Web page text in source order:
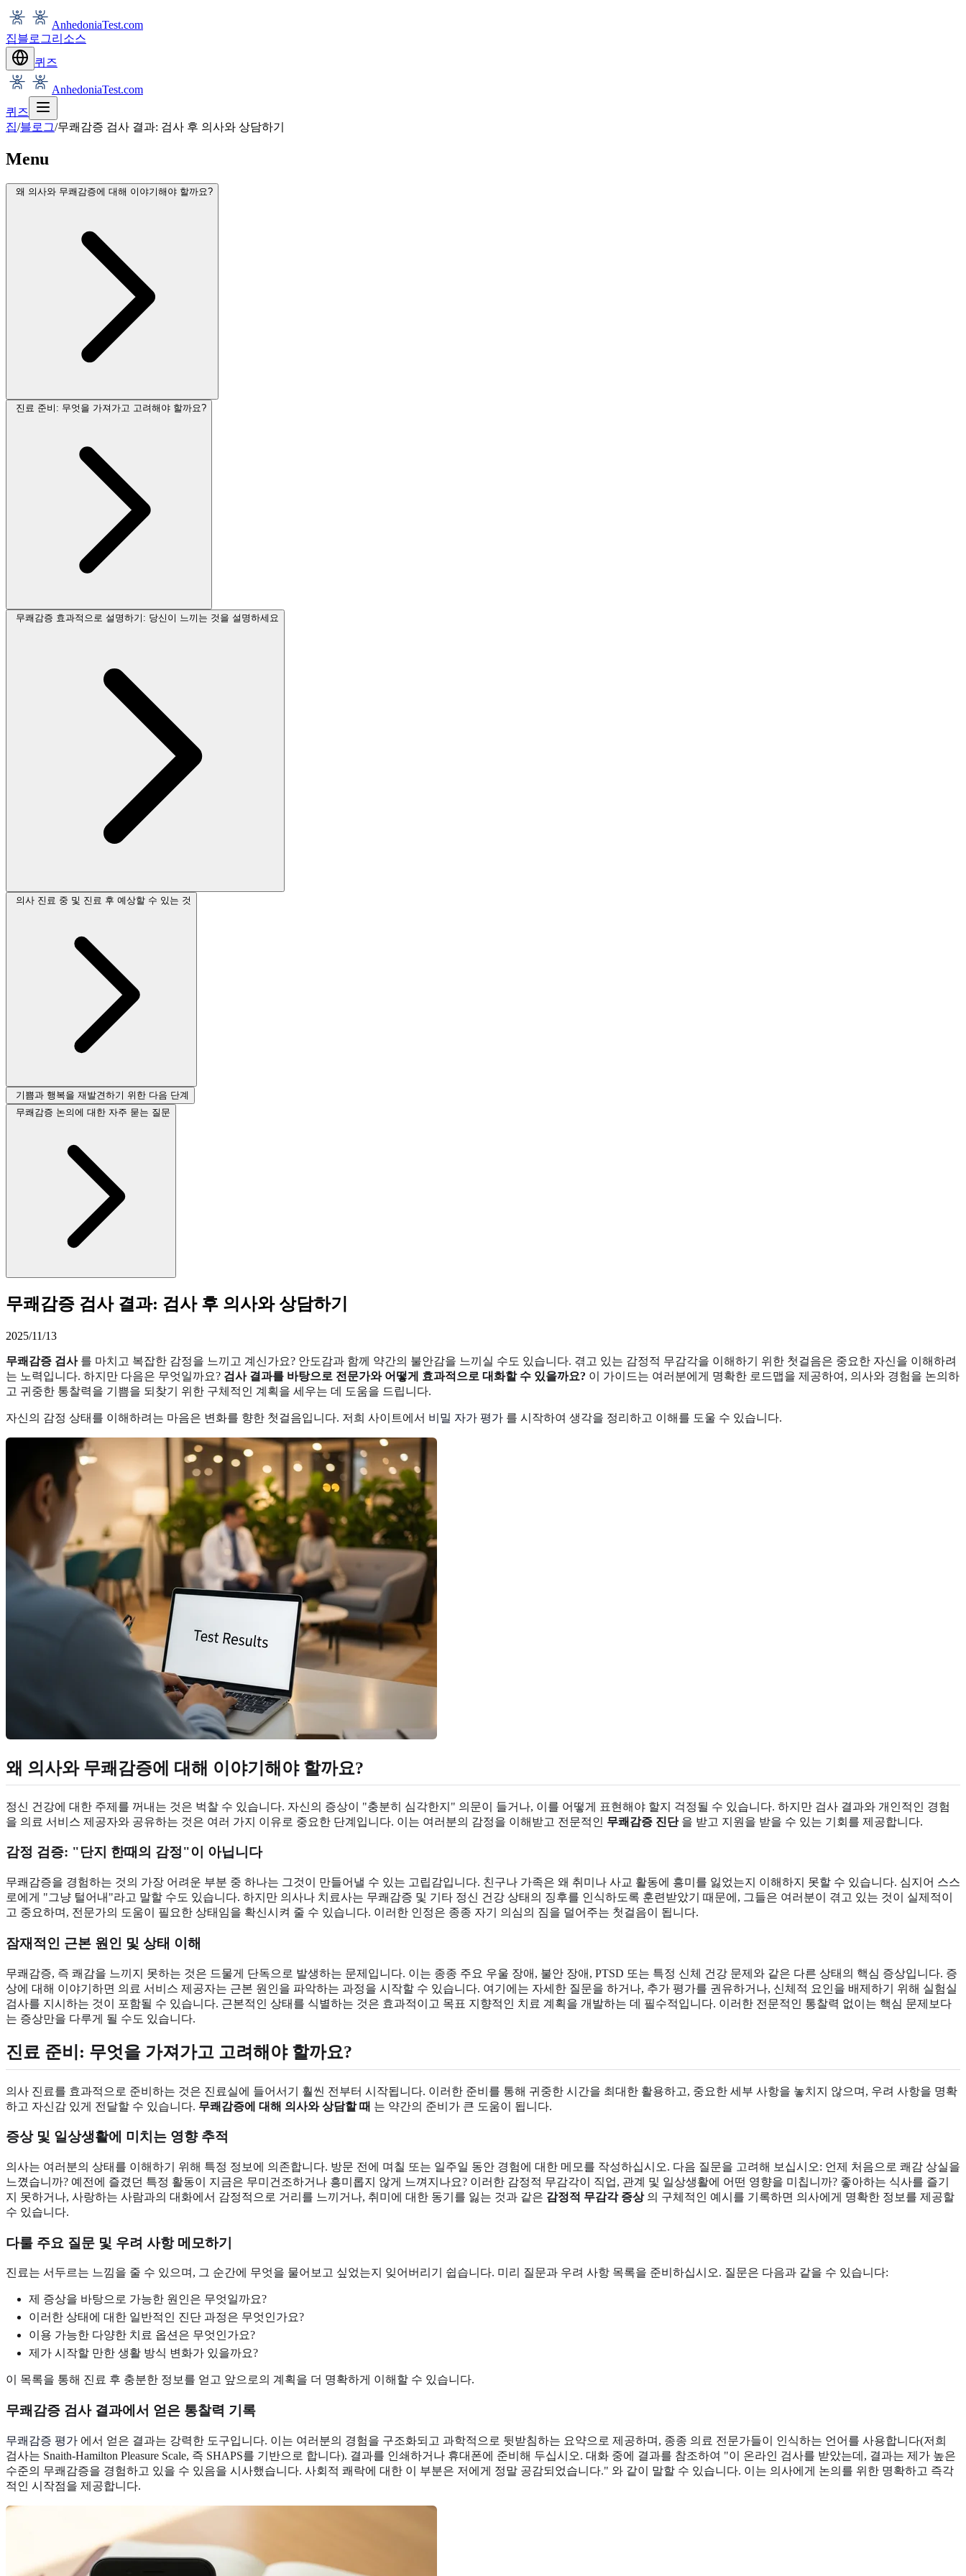
AnhedoniaTest.com
집블로그리소스
퀴즈
AnhedoniaTest.com
퀴즈
집/블로그/무쾌감증 검사 결과: 검사 후 의사와 상담하기
Menu
왜 의사와 무쾌감증에 대해 이야기해야 할까요?
진료 준비: 무엇을 가져가고 고려해야 할까요?
무쾌감증 효과적으로 설명하기: 당신이 느끼는 것을 설명하세요
의사 진료 중 및 진료 후 예상할 수 있는 것
기쁨과 행복을 재발견하기 위한 다음 단계
무쾌감증 논의에 대한 자주 묻는 질문
무쾌감증 검사 결과: 검사 후 의사와 상담하기
2025/11/13
무쾌감증 검사를 마치고 복잡한 감정을 느끼고 계신가요? 안도감과 함께 약간의 불안감을 느끼실 수도 있습니다. 겪고 있는 감정적 무감각을 이해하기 위한 첫걸음은 중요한 자신을 이해하려
는 노력입니다. 하지만 다음은 무엇일까요? 검사 결과를 바탕으로 전문가와 어떻게 효과적으로 대화할 수 있을까요? 이 가이드는 여러분에게 명확한 로드맵을 제공하여, 의사와 경험을 논의하
고 귀중한 통찰력을 기쁨을 되찾기 위한 구체적인 계획을 세우는 데 도움을 드립니다.
자신의 감정 상태를 이해하려는 마음은 변화를 향한 첫걸음입니다. 저희 사이트에서 비밀 자가 평가 를 시작하여 생각을 정리하고 이해를 도울 수 있습니다.
왜 의사와 무쾌감증에 대해 이야기해야 할까요?
정신 건강에 대한 주제를 꺼내는 것은 벅찰 수 있습니다. 자신의 증상이 "충분히 심각한지" 의문이 들거나, 이를 어떻게 표현해야 할지 걱정될 수 있습니다. 하지만 검사 결과와 개인적인 경험
을 의료 서비스 제공자와 공유하는 것은 여러 가지 이유로 중요한 단계입니다. 이는 여러분의 감정을 이해받고 전문적인 무쾌감증 진단을 받고 지원을 받을 수 있는 기회를 제공합니다.
감정 검증: "단지 한때의 감정"이 아닙니다
무쾌감증을 경험하는 것의 가장 어려운 부분 중 하나는 그것이 만들어낼 수 있는 고립감입니다. 친구나 가족은 왜 취미나 사교 활동에 흥미를 잃었는지 이해하지 못할 수 있습니다. 심지어 스스
로에게 "그냥 털어내"라고 말할 수도 있습니다. 하지만 의사나 치료사는 무쾌감증 및 기타 정신 건강 상태의 징후를 인식하도록 훈련받았기 때문에, 그들은 여러분이 겪고 있는 것이 실제적이
고 중요하며, 전문가의 도움이 필요한 상태임을 확신시켜 줄 수 있습니다. 이러한 인정은 종종 자기 의심의 짐을 덜어주는 첫걸음이 됩니다.
잠재적인 근본 원인 및 상태 이해
무쾌감증, 즉 쾌감을 느끼지 못하는 것은 드물게 단독으로 발생하는 문제입니다. 이는 종종 주요 우울 장애, 불안 장애, PTSD 또는 특정 신체 건강 문제와 같은 다른 상태의 핵심 증상입니다. 증
상에 대해 이야기하면 의료 서비스 제공자는 근본 원인을 파악하는 과정을 시작할 수 있습니다. 여기에는 자세한 질문을 하거나, 추가 평가를 권유하거나, 신체적 요인을 배제하기 위해 실험실
검사를 지시하는 것이 포함될 수 있습니다. 근본적인 상태를 식별하는 것은 효과적이고 목표 지향적인 치료 계획을 개발하는 데 필수적입니다. 이러한 전문적인 통찰력 없이는 핵심 문제보다
는 증상만을 다루게 될 수도 있습니다.
진료 준비: 무엇을 가져가고 고려해야 할까요?
의사 진료를 효과적으로 준비하는 것은 진료실에 들어서기 훨씬 전부터 시작됩니다. 이러한 준비를 통해 귀중한 시간을 최대한 활용하고, 중요한 세부 사항을 놓치지 않으며, 우려 사항을 명확
하고 자신감 있게 전달할 수 있습니다. 무쾌감증에 대해 의사와 상담할 때 는 약간의 준비가 큰 도움이 됩니다.
증상 및 일상생활에 미치는 영향 추적
의사는 여러분의 상태를 이해하기 위해 특정 정보에 의존합니다. 방문 전에 며칠 또는 일주일 동안 경험에 대한 메모를 작성하십시오. 다음 질문을 고려해 보십시오: 언제 처음으로 쾌감 상실을
느꼈습니까? 예전에 즐겼던 특정 활동이 지금은 무미건조하거나 흥미롭지 않게 느껴지나요? 이러한 감정적 무감각이 직업, 관계 및 일상생활에 어떤 영향을 미칩니까? 좋아하는 식사를 즐기
지 못하거나, 사랑하는 사람과의 대화에서 감정적으로 거리를 느끼거나, 취미에 대한 동기를 잃는 것과 같은 감정적 무감각 증상의 구체적인 예시를 기록하면 의사에게 명확한 정보를 제공할
수 있습니다.
다룰 주요 질문 및 우려 사항 메모하기
진료는 서두르는 느낌을 줄 수 있으며, 그 순간에 무엇을 물어보고 싶었는지 잊어버리기 쉽습니다. 미리 질문과 우려 사항 목록을 준비하십시오. 질문은 다음과 같을 수 있습니다:
제 증상을 바탕으로 가능한 원인은 무엇일까요?
이러한 상태에 대한 일반적인 진단 과정은 무엇인가요?
이용 가능한 다양한 치료 옵션은 무엇인가요?
제가 시작할 만한 생활 방식 변화가 있을까요?
이 목록을 통해 진료 후 충분한 정보를 얻고 앞으로의 계획을 더 명확하게 이해할 수 있습니다.
무쾌감증 검사 결과에서 얻은 통찰력 기록
무쾌감증 평가 에서 얻은 결과는 강력한 도구입니다. 이는 여러분의 경험을 구조화되고 과학적으로 뒷받침하는 요약으로 제공하며, 종종 의료 전문가들이 인식하는 언어를 사용합니다(저희
검사는 Snaith-Hamilton Pleasure Scale, 즉 SHAPS를 기반으로 합니다). 결과를 인쇄하거나 휴대폰에 준비해 두십시오. 대화 중에 결과를 참조하여 "이 온라인 검사를 받았는데, 결과는 제가 높은
수준의 무쾌감증을 경험하고 있을 수 있음을 시사했습니다. 사회적 쾌락에 대한 이 부분은 저에게 정말 공감되었습니다." 와 같이 말할 수 있습니다. 이는 의사에게 논의를 위한 명확하고 즉각
적인 시작점을 제공합니다.